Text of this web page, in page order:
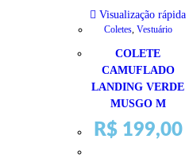
Visualização rápida
Coletes, Vestuário
COLETE
CAMUFLADO
LANDING VERDE
MUSGO M
R$199,00